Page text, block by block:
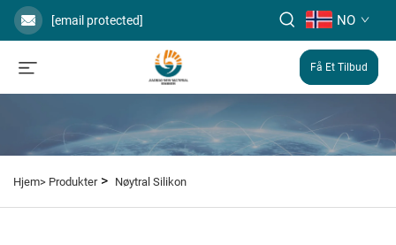
[email protected] NO
Få Et Tilbud
Hjem> Produkter> Nøytral Silikon